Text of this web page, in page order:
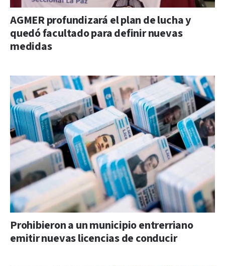
AGMER profundizará el plan de lucha y
quedó facultado para definir nuevas
medidas
Prohibieron a un municipio entrerriano
emitir nuevas licencias de conducir